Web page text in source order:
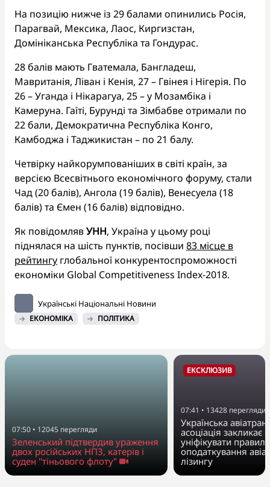
На позицію нижче із 29 балами опинились Росія,
Парагвай, Мексика, Лаос, Киргизстан,
Домініканська Республіка та Гондурас.
28 балів мають Гватемала, Бангладеш,
Мавританія, Ліван і Кенія, 27 – Гвінея і Нігерія. По
26 – Уганда і Нікарагуа, 25 – у Мозамбіка і
Камеруна. Гаїті, Бурунді та Зімбабве отримали по
22 бали, Демократична Республіка Конго,
Камбоджа і Таджикистан – по 21 балу.
Четвірку найкорумпованіших в світі країн, за
версією Всесвітнього економічного форуму, стали
Чад (20 балів), Ангола (19 балів), Венесуела (18
балів) та Ємен (16 балів) відповідно.
Як повідомлявУНН, Україна у цьому році
піднялася на шість пунктів, посівши 83 місце в
рейтингу глобальної конкурентоспроможності
економіки Global Competitiveness Index-2018.
Українські Національні Новини
ЕКОНОМІКА ПОЛІТИКА
07:50 • 12045 перегляди
Зеленський підтвердив ураження
двох російських НПЗ, катерів і
суден "тіньового флоту"
ЕКСКЛЮЗИВ
07:41 • 13428 перегляди
Українська
асоціація закликає
уніфікувати правила
оподаткування
лізингу